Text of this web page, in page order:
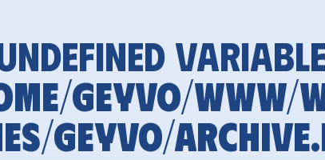
geyvo/www/
geyvo/